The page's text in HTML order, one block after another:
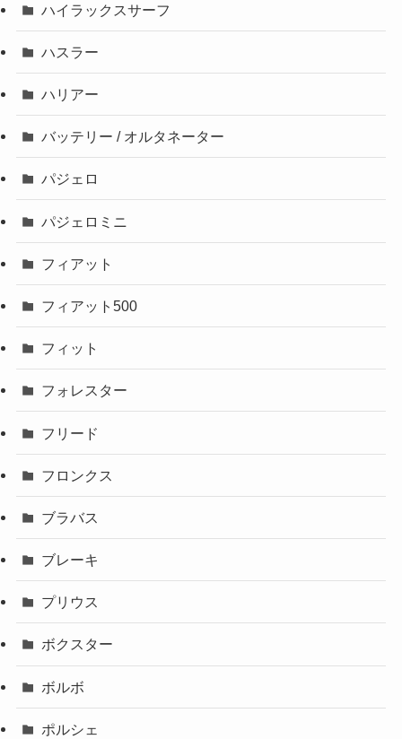
ハイラックスサーフ
ハスラー
ハリアー
バッテリー / オルタネーター
パジェロ
パジェロミニ
フィアット
フィアット500
フィット
フォレスター
フリード
フロンクス
ブラバス
ブレーキ
プリウス
ボクスター
ボルボ
ポルシェ